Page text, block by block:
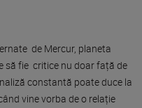
de Mercur, planeta
să fie critice nu doar față de
constantă poate duce la
vine vorba de o relație